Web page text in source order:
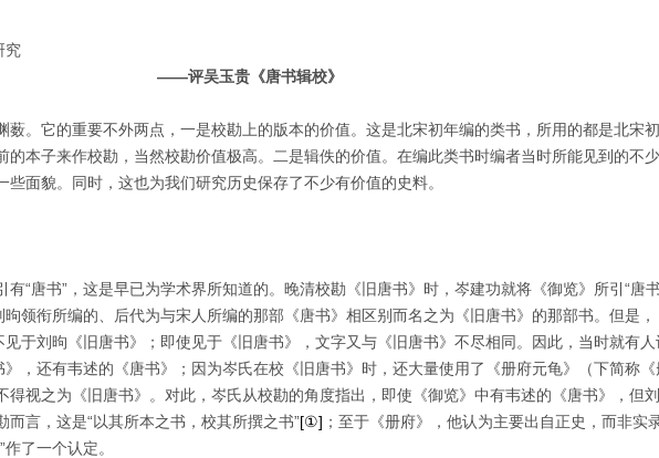
究
——评吴玉贵《唐书辑校》
薮。它的重要不外两点，一是校勘上的版本的价值。这是北宋初年编的类书，所用的都是北宋
的本子来作校勘，当然校勘价值极高。二是辑佚的价值。在编此类书时编者当时所能见到的不
面貌。同时，这也为我们研究历史保存了不少有价值的史料。
有“唐书”，这是早已为学术界所知道的。晚清校勘《旧唐书》时，岑建功就将《御览》所引“唐
昫领衔所编的、后代为与宋人所编的那部《唐书》相区别而名之为《旧唐书》的那部书。但是
见于刘昫《旧唐书》；即使见于《旧唐书》，文字又与《旧唐书》不尽相同。因此，当时就有
，还有韦述的《唐书》；因为岑氏在校《旧唐书》时，还大量使用了《册府元龟》（下简称《
得视之为《旧唐书》。对此，岑氏从校勘的角度指出，即使《御览》中有韦述的《唐书》，但
言，这是“以其所本之书，校其所撰之书”[①] ；至于《册府》，他认为主要出自正史，而非实
了一个认定。